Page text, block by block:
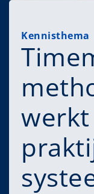
Kennisthema